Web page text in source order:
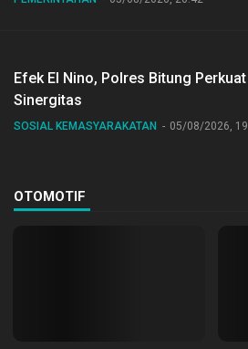
Efek El Nino, Polres Bitung Perkuat
Sinergitas
SOSIAL KEMASYARAKATAN 05/08/2026,
OTOMOTIF